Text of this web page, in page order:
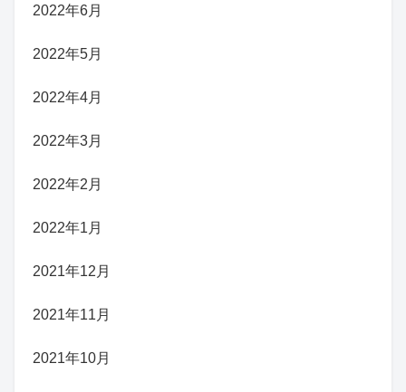
2022年6月
2022年5月
2022年4月
2022年3月
2022年2月
2022年1月
2021年12月
2021年11月
2021年10月